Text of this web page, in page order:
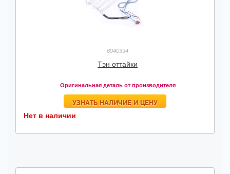
6940394
Тэн оттайки
Оригинальная деталь от производителя
УЗНАТЬ НАЛИЧИЕ И ЦЕНУ
Нет в наличии